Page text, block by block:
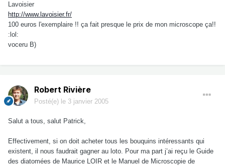
Lavoisier
http://www.lavoisier.fr/
100 euros l'exemplaire !! ça fait presque le prix de mon microscope ça!!
:lol:
voceru B)
Robert Rivière
Posté(e) le 3 janvier 2005
Salut a tous, salut Patrick,
Effectivement, si on doit acheter tous les bouquins intéressants qui
existent, il nous faudrait gagner au loto. Pour ma part j’ai reçu le Guide
des diatomées de Maurice LOIR et le Manuel de Microscopie de